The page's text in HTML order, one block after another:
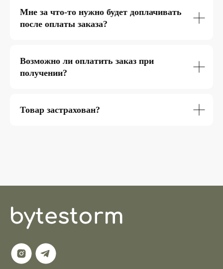
Мне за что-то нужно будет доплачивать
после оплаты заказа?
Возможно ли оплатить заказ при
получении?
Товар застрахован?